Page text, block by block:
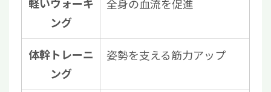
軽いウォーキ
ング
全身の血流を促進
体幹トレーニ
ング
姿勢を支える筋力アップ